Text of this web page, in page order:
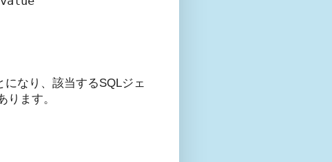
なり、該当するSQLジェ
ます。